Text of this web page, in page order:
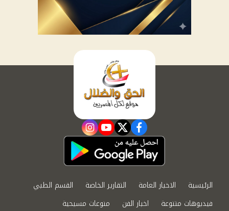
facebook
twitter
youtube
instagram
الرئيسية الاخبار العامة التقارير الخاصة
القسم الطبي
فيديوهات متنوعة
اخبار الفن
منوعات مسيحية